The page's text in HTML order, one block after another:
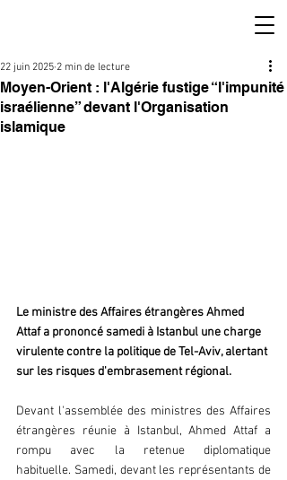
Moyen-Orient : l'Algérie fustige “l'impunité
israélienne” devant l'Organisation
islamique
22 juin 2025 2 min de lecture
Le ministre des Affaires étrangères Ahmed
Attaf a prononcé samedi à Istanbul une charge
virulente contre la politique de Tel-Aviv, alertant
sur les risques d'embrasement régional.
Devant l'assemblée des ministres des Affaires
étrangères réunie à Istanbul, Ahmed Attaf a
rompu avec la retenue diplomatique
habituelle. Samedi, devant les représentants de